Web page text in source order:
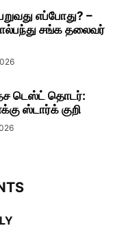
எப்போது? –
சங்க தலைவர்
டெஸ்ட் தொடர்:
ஸ்டார்க் குறி